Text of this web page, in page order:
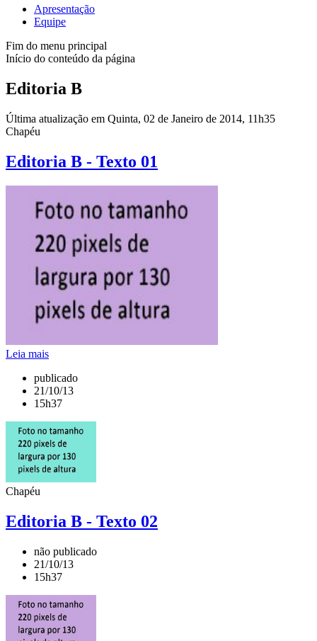
Apresentação
Equipe
Fim do menu principal
Início do conteúdo da página
Editoria B
Última atualização em Quinta, 02 de Janeiro de 2014, 11h35
Chapéu
Editoria B - Texto 01
Leia mais
publicado
21/10/13
15h37
Chapéu
Editoria B - Texto 02
não publicado
21/10/13
15h37